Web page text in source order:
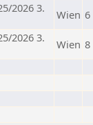
2026 3.
Wien 6
2026 3.
Wien 8